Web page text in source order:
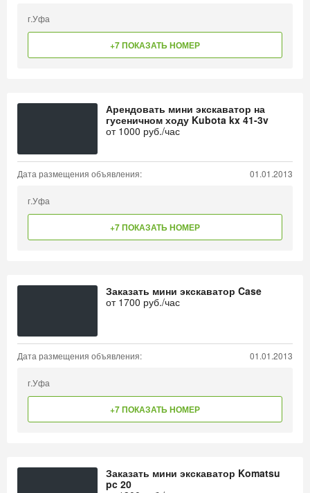
г.Уфа
+7 ПОКАЗАТЬ НОМЕР
Арендовать мини экскаватор на
гусеничном ходу Kubota kx 41-3v
от 1000 руб./час
Дата размещения объявления: 01.01.2013
г.Уфа
+7 ПОКАЗАТЬ НОМЕР
Заказать мини экскаватор Case
от 1700 руб./час
Дата размещения объявления: 01.01.2013
г.Уфа
+7 ПОКАЗАТЬ НОМЕР
Заказать мини экскаватор Komatsu
pc 20